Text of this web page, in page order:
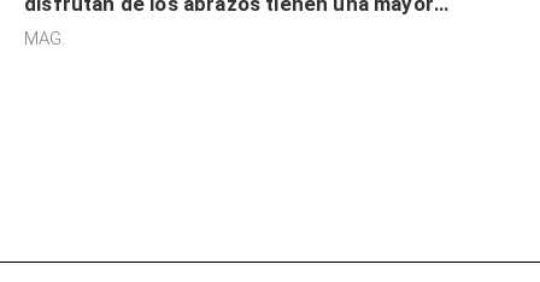
sensibilidad a los estímulos físicos y no es por
MAG.